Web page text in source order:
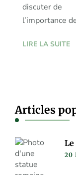
discuter de
l’importance
LIRE LA SUITE
Articles
20